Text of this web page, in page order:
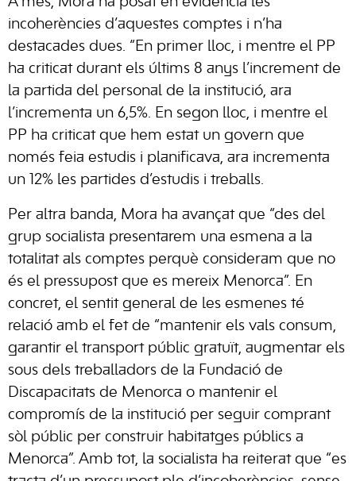
incoherències d’aquestes comptes i n’ha
destacades dues. “En primer lloc, i mentre el PP
ha criticat durant els últims 8 anys l’increment de
la partida del personal de la institució, ara
l’incrementa un 6,5%. En segon lloc, i mentre el
PP ha criticat que hem estat un govern que
només feia estudis i planificava, ara incrementa
un 12% les partides d’estudis i treballs.
Per altra banda, Mora ha avançat que “des del
grup socialista presentarem una esmena a la
totalitat als comptes perquè consideram que no
és el pressupost que es mereix Menorca”. En
concret, el sentit general de les esmenes té
relació amb el fet de “mantenir els vals consum,
garantir el transport públic gratuït, augmentar els
sous dels treballadors de la Fundació de
Discapacitats de Menorca o mantenir el
compromís de la institució per seguir comprant
sòl públic per construir habitatges públics a
Menorca”. Amb tot, la socialista ha reiterat que “es